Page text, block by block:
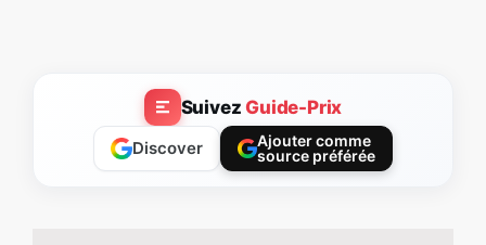
SuivezGuide-Prix
Discover
Ajouter comme
source préférée